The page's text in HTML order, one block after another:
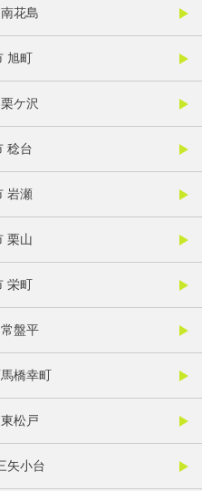
花島
旭町
ケ沢
稔台
岩瀬
栗山
栄町
盤平
橋幸町
松戸
矢小台